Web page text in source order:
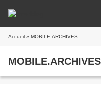
Accueil » MOBILE.ARCHIVES
MOBILE.ARCHIVES